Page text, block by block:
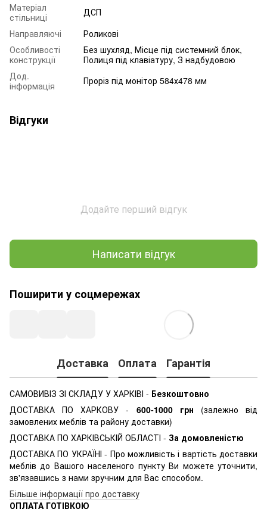
Матеріал
стільниці
ДСП
Направляючі
Роликові
Особливості
конструкції
Без шухляд, Місце під системний блок,
Полиця під клавіатуру, З надбудовою
Дод.
інформація
Проріз під монітор 584х478 мм
Відгуки
Додайте перший відгук
Написати відгук
Поширити у соцмережах
Доставка Оплата Гарантія
САМОВИВІЗ ЗІ СКЛАДУ У ХАРКІВІ - Безкоштовно
ДОСТАВКА ПО ХАРКОВУ - 600-1000 грн (залежно від
замовлених меблів та району доставки)
ДОСТАВКА ПО ХАРКІВСЬКІЙ ОБЛАСТІ - За домовленістю
ДОСТАВКА ПО УКРАЇНІ - Про можливість і вартість доставки
меблів до Вашого населеного пункту Ви можете уточнити,
зв'язавшись з нами зручним для Вас способом.
Більше інформації про доставку
ОПЛАТА ГОТІВКОЮ